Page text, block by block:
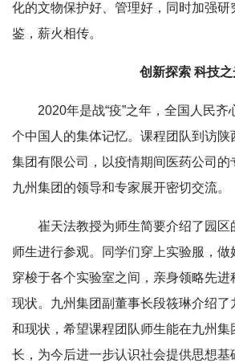
化的文物保护好、管理好，同时加强研
鉴，薪火相传。
创新探索 科技之
2020年是战“疫”之年，全国人民
个中国人的集体记忆。课程团队到访陕
集团有限公司，以疫情期间医药公司的
九州集团的领导和专家展开密切交流。
崔天法教授为师生简要介绍了园区
师生进行参观。同学们穿上实验服，做
穿梭于各个实验室之间，亲身领略先进
现状。九州集团副董事长段筱琳介绍了
和现状，希望课程团队师生能在九州集
长，为今后进一步认识社会提供思想基